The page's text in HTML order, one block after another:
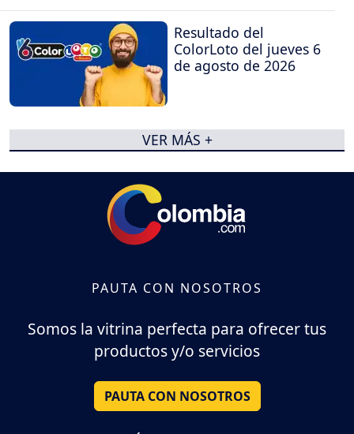
Resultado del
ColorLoto del jueves 6
de agosto de 2026
VER MÁS +
PAUTA CON NOSOTROS
Somos la vitrina perfecta para ofrecer tus
productos y/o servicios
PAUTA CON NOSOTROS